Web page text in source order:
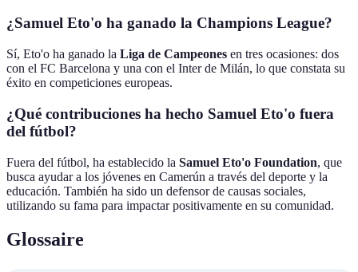
¿Samuel Eto'o ha ganado la Champions League?
Sí, Eto'o ha ganado la Liga de Campeones en tres ocasiones: dos
con el FC Barcelona y una con el Inter de Milán, lo que constata su
éxito en competiciones europeas.
¿Qué contribuciones ha hecho Samuel Eto'o fuera
del fútbol?
Fuera del fútbol, ha establecido la Samuel Eto'o Foundation, que
busca ayudar a los jóvenes en Camerún a través del deporte y la
educación. También ha sido un defensor de causas sociales,
utilizando su fama para impactar positivamente en su comunidad.
Glossaire